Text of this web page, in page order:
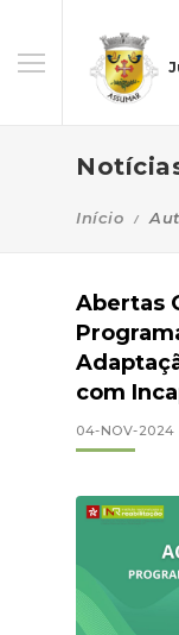
Início
Abertas
com
04-NOV-2024